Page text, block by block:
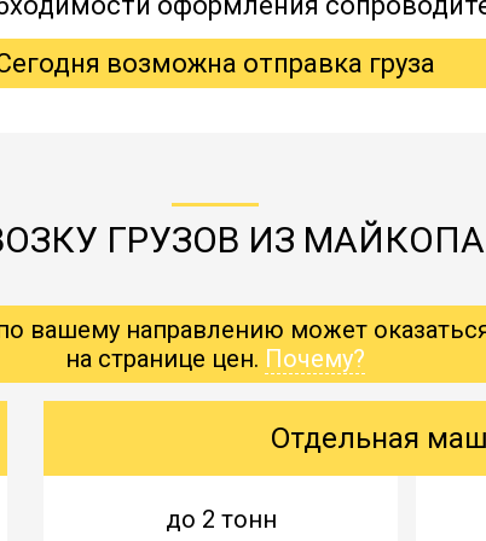
возможна отправка груза
ГРУЗОВ ИЗ
вашему направлению может
на странице цен. Почему?
Отдельная
до 2 тонн